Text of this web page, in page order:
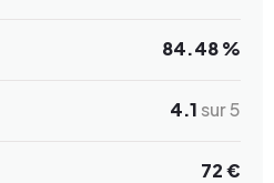
84.48 %
4.1 sur 5
72 €